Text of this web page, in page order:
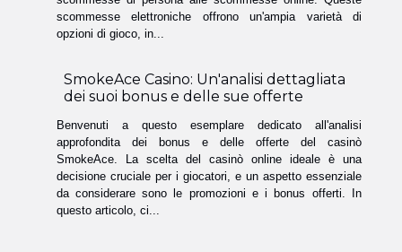
scommesse elettroniche offrono un'ampia varietà di
opzioni di gioco, in...
SmokeAce Casino: Un'analisi dettagliata
dei suoi bonus e delle sue offerte
Benvenuti a questo esemplare dedicato all'analisi
approfondita dei bonus e delle offerte del casinò
SmokeAce. La scelta del casinò online ideale è una
decisione cruciale per i giocatori, e un aspetto essenziale
da considerare sono le promozioni e i bonus offerti. In
questo articolo, ci...